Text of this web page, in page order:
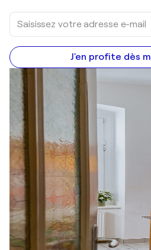
J'en profite dès